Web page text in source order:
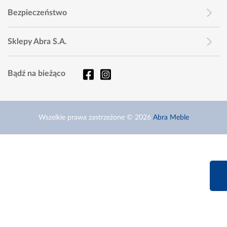
Bezpieczeństwo
Sklepy Abra S.A.
Bądź na bieżąco
Wszelkie prawa zastrzeżone © 2026 Abra Meble